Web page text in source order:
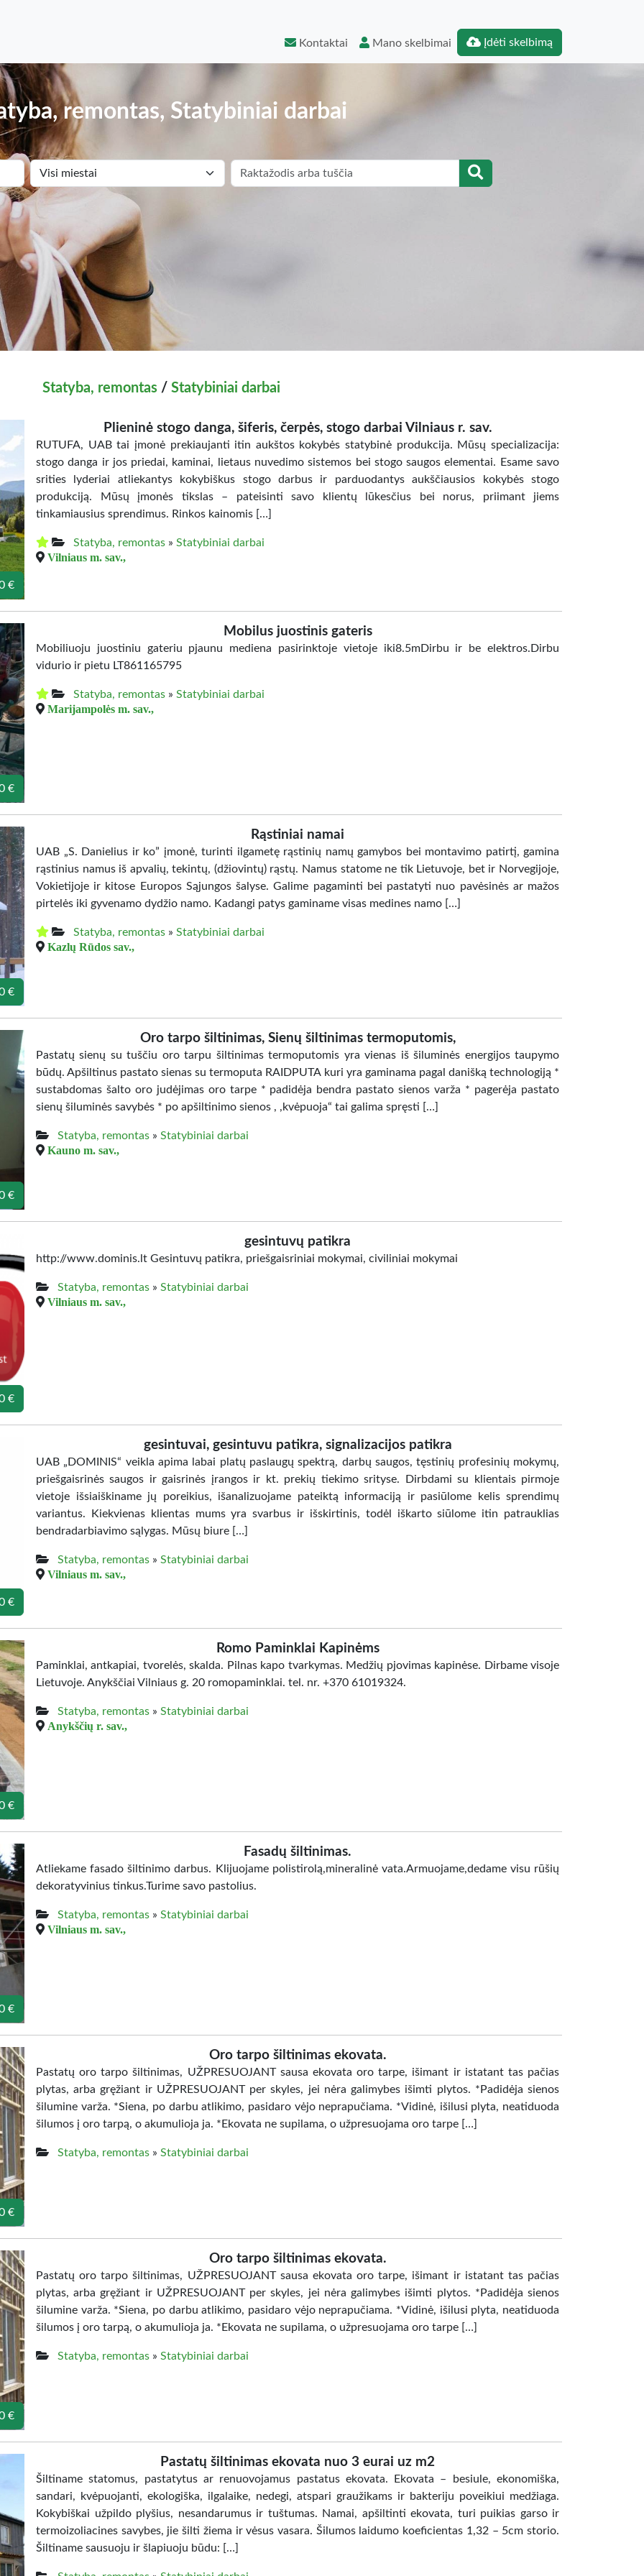
Kontaktai Mano skelbimai Įdėti skelbimą
remontas, Statybiniai darbai
Statyba, remontas/ Statybiniai darbai
€
Plieninė stogo danga, šiferis, čerpės, stogo darbai Vilniaus r. sav.
RUTUFA, UAB tai įmonė prekiaujanti itin aukštos kokybės statybinė produkcija. Mūsų specializacija:
stogo danga ir jos priedai, kaminai, lietaus nuvedimo sistemos bei stogo saugos elementai. Esame savo
srities lyderiai atliekantys kokybiškus stogo darbus ir parduodantys aukščiausios kokybės stogo
produkciją. Mūsų įmonės tikslas – pateisinti savo klientų lūkesčius bei norus, priimant jiems
tinkamiausius sprendimus. Rinkos kainomis […]
Statyba, remontas » Statybiniai darbai
Vilniaus m. sav.,
€
Mobilus juostinis gateris
Mobiliuoju juostiniu gateriu pjaunu mediena pasirinktoje vietoje iki8.5mDirbu ir be elektros.Dirbu
vidurio ir pietu LT861165795
Statyba, remontas » Statybiniai darbai
Marijampolės m. sav.,
€
Rąstiniai namai
UAB „S. Danielius ir ko” įmonė, turinti ilgametę rąstinių namų gamybos bei montavimo patirtį, gamina
rąstinius namus iš apvalių, tekintų, (džiovintų) rąstų. Namus statome ne tik Lietuvoje, bet ir Norvegijoje,
Vokietijoje ir kitose Europos Sąjungos šalyse. Galime pagaminti bei pastatyti nuo pavėsinės ar mažos
pirtelės iki gyvenamo dydžio namo. Kadangi patys gaminame visas medines namo […]
Statyba, remontas » Statybiniai darbai
Kazlų Rūdos sav.,
€
Oro tarpo šiltinimas, Sienų šiltinimas termoputomis,
Pastatų sienų su tuščiu oro tarpu šiltinimas termoputomis yra vienas iš šiluminės energijos taupymo
būdų. Apšiltinus pastato sienas su termoputa RAIDPUTA kuri yra gaminama pagal danišką technologiją *
sustabdomas šalto oro judėjimas oro tarpe * padidėja bendra pastato sienos varža * pagerėja pastato
sienų šiluminės savybės * po apšiltinimo sienos , ,kvėpuoja“ tai galima spręsti […]
Statyba, remontas » Statybiniai darbai
Kauno m. sav.,
€
gesintuvų patikra
http://www.dominis.lt Gesintuvų patikra, priešgaisriniai mokymai, civiliniai mokymai
Statyba, remontas » Statybiniai darbai
Vilniaus m. sav.,
€
gesintuvai, gesintuvu patikra, signalizacijos patikra
UAB „DOMINIS“ veikla apima labai platų paslaugų spektrą, darbų saugos, tęstinių profesinių mokymų,
priešgaisrinės saugos ir gaisrinės įrangos ir kt. prekių tiekimo srityse. Dirbdami su klientais pirmoje
vietoje išsiaiškiname jų poreikius, išanalizuojame pateiktą informaciją ir pasiūlome kelis sprendimų
variantus. Kiekvienas klientas mums yra svarbus ir išskirtinis, todėl iškarto siūlome itin patrauklias
bendradarbiavimo sąlygas. Mūsų biure […]
Statyba, remontas » Statybiniai darbai
Vilniaus m. sav.,
€
Romo Paminklai Kapinėms
Paminklai, antkapiai, tvorelės, skalda. Pilnas kapo tvarkymas. Medžių pjovimas kapinėse. Dirbame visoje
Lietuvoje. Anykščiai Vilniaus g. 20 romopaminklai. tel. nr. +370 61019324.
Statyba, remontas » Statybiniai darbai
Anykščių r. sav.,
€
Fasadų šiltinimas.
Atliekame fasado šiltinimo darbus. Klijuojame polistirolą,mineralinė vata.Armuojame,dedame visu rūšių
dekoratyvinius tinkus.Turime savo pastolius.
Statyba, remontas » Statybiniai darbai
Vilniaus m. sav.,
€
Oro tarpo šiltinimas ekovata.
Pastatų oro tarpo šiltinimas, UŽPRESUOJANT sausa ekovata oro tarpe, išimant ir istatant tas pačias
plytas, arba gręžiant ir UŽPRESUOJANT per skyles, jei nėra galimybes išimti plytos. *Padidėja sienos
šilumine varža. *Siena, po darbu atlikimo, pasidaro vėjo neprapučiama. *Vidinė, išilusi plyta, neatiduoda
šilumos į oro tarpą, o akumulioja ja. *Ekovata ne supilama, o užpresuojama oro tarpe […]
Statyba, remontas » Statybiniai darbai
€
Oro tarpo šiltinimas ekovata.
Pastatų oro tarpo šiltinimas, UŽPRESUOJANT sausa ekovata oro tarpe, išimant ir istatant tas pačias
plytas, arba gręžiant ir UŽPRESUOJANT per skyles, jei nėra galimybes išimti plytos. *Padidėja sienos
šilumine varža. *Siena, po darbu atlikimo, pasidaro vėjo neprapučiama. *Vidinė, išilusi plyta, neatiduoda
šilumos į oro tarpą, o akumulioja ja. *Ekovata ne supilama, o užpresuojama oro tarpe […]
Statyba, remontas » Statybiniai darbai
Pastatų šiltinimas ekovata nuo 3 eurai uz m2
Šiltiname statomus, pastatytus ar renuovojamus pastatus ekovata. Ekovata – besiule, ekonomiška,
sandari, kvėpuojanti, ekologiška, ilgalaike, nedegi, atspari graužikams ir bakteriju poveikiui medžiaga.
Kokybiškai užpildo plyšius, nesandarumus ir tuštumas. Namai, apšiltinti ekovata, turi puikias garso ir
termoizoliacines savybes, jie šilti žiema ir vėsus vasara. Šilumos laidumo koeficientas 1,32 – 5cm storio.
Šiltiname sausuoju ir šlapiuoju būdu: […]